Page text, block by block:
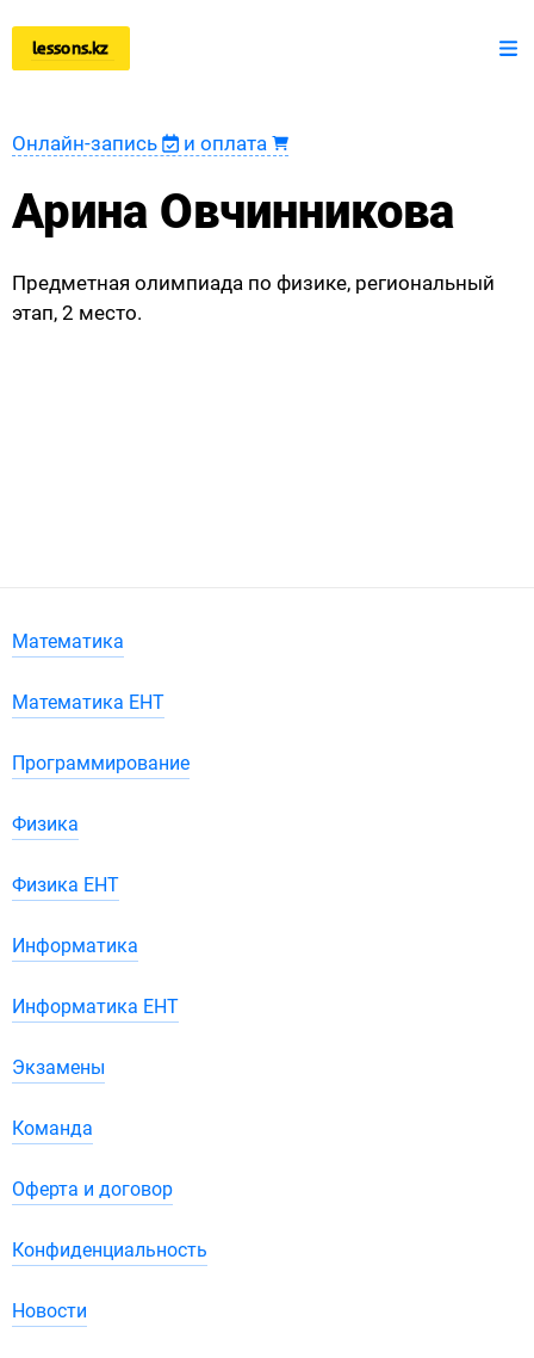
lessons.kz
+7 777 150 51 51
Математика
Информатика
Оплата
Онлайн-запись и оплата
Арина Овчинникова
Предметная олимпиада по физике, региональный
этап, 2 место.
Математика
Математика ЕНТ
Программирование
Физика
Физика ЕНТ
Информатика
Информатика ЕНТ
Экзамены
Команда
Оферта и договор
Конфиденциальность
Новости